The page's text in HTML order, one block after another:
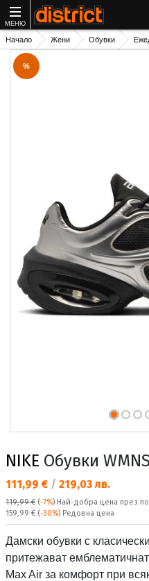
МЕНЮ
Начало Жени Обувки
%
NIKE Обувки
Текуща цена:
111,99 € / 219,03 лв.
119,99 € (-7%) Най-добра цена през
Редовна цена:
159,99 € (-30%) Редовна цена
Дамски обувки с
притежават
Max Air за комфорт при